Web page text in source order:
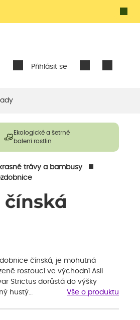
Přihlásit se
Ekologické a šetrné
balení rostlin
trávy a bambusy
čínská
čínská, je mohutná
rostoucí ve východní Asii
Strictus dorůstá do výšky
hustý…
Vše o produktu